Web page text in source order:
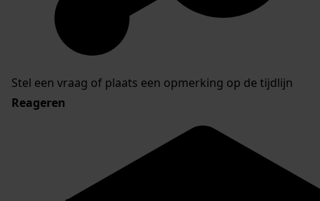
Stel een vraag of plaats een opmerking op de tijdlijn
Reageren